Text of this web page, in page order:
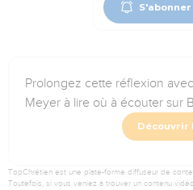
Prolongez cette réflexion
Meyer à lire où à écouter sur
Découvrir
TopChrétien est une plate-forme diffuseur de
Toutefois, si vous veniez à trouver un contenu